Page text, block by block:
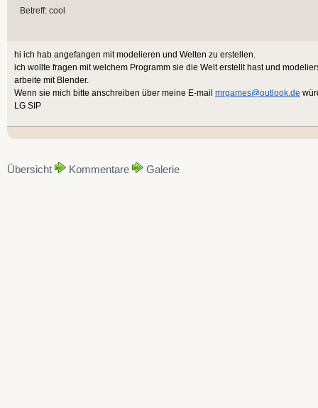
Betreff: cool
hi ich hab angefangen mit modelieren und Welten zu erstellen.
ich wollte fragen mit welchem Programm sie die Welt erstellt hast und
arbeite mit Blender.
Wenn sie mich bitte anschreiben über meine E-mail mrgames@outlook.de
LG SIP
Übersicht Kommentare Galerie